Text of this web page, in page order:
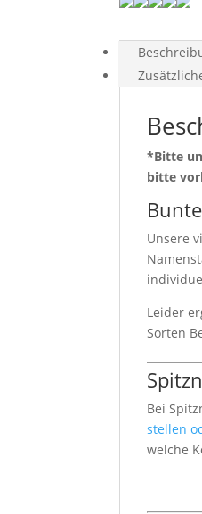
*Bitte
bitte
Unsere
Leider
Sorten
Bei
stellen
welche